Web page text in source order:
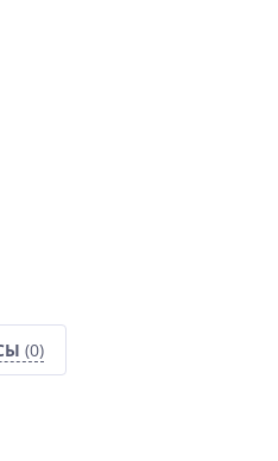
(0)